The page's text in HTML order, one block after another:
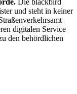
Die blackbird
und steht in keiner
digitalen Service
den behördlichen